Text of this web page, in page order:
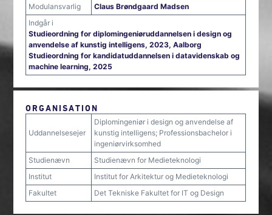
Modulansvarlig
Claus Brøndgaard Madsen
Indgår i
Studieordning for diplomingeniøruddannelsen i design og
anvendelse af kunstig intelligens, 2023, Aalborg
Studieordning for kandidatuddannelsen i datavidenskab og
machine learning, 2025
ORGANISATION
Uddannelsesejer
Diplomingeniør i design og anvendelse af
kunstig intelligens; Professionsbachelor i
ingeniørvirksomhed
Studienævn
Studienævn for Medieteknologi
Institut
Institut for Arkitektur og Medieteknologi
Fakultet
Det Tekniske Fakultet for IT og Design